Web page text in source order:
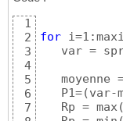
1
2
3
4
5
6
7
for
var =
moyenne
   P1=
(var-
   Rp = max
(